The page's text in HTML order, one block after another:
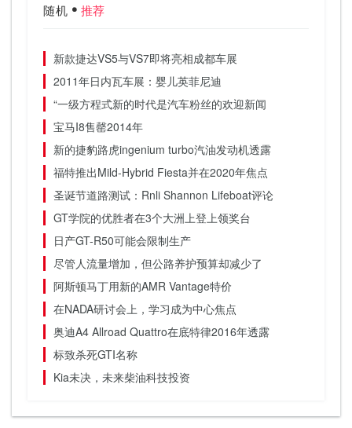
随机 推荐
新款捷达VS5与VS7即将亮相成都车展
2011年日内瓦车展：婴儿英菲尼迪
“一级方程式新的时代是汽车粉丝的欢迎新闻
宝马I8售罄2014年
新的捷豹路虎ingenium turbo汽油发动机透露
福特推出Mild-Hybrid Fiesta并在2020年焦点
圣诞节道路测试：Rnli Shannon Lifeboat评论
GT学院的优胜者在3个大洲上登上领奖台
日产GT-R50可能会限制生产
尽管人流量增加，但公路养护预算却减少了
阿斯顿马丁用新的AMR Vantage特价
在NADA研讨会上，学习成为中心焦点
奥迪A4 Allroad Quattro在底特律2016年透露
标致杀死GTI名称
Kia未决，未来柴油科技投资